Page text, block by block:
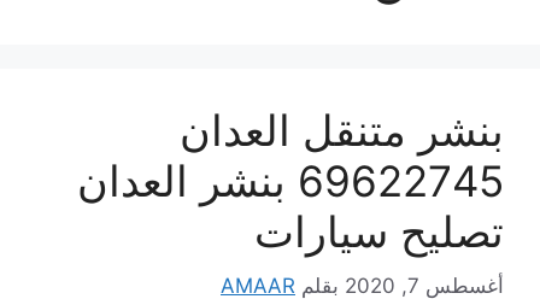
بنشر متنقل العدان
69622745 بنشر العدان
تصليح سيارات
أغسطس 7, 2020 بقلم AMAAR